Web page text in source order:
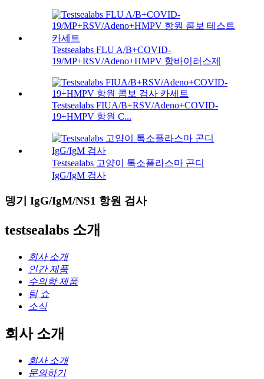
Testsealabs FLU A/B+COVID-
19/MP+RSV/Adeno+HMPV 항바이러스제
Testsealabs FIUA/B+RSV/Adeno+COVID-
19+HMPV 항원 C...
Testsealabs 고양이 톡소플라스마 곤디
IgG/IgM 검사
뎅기 IgG/IgM/NS1 항원 검사
testsealabs 소개
회사 소개
인간 제품
수의학 제품
팀 쇼
소식
회사 소개
회사 소개
문의하기